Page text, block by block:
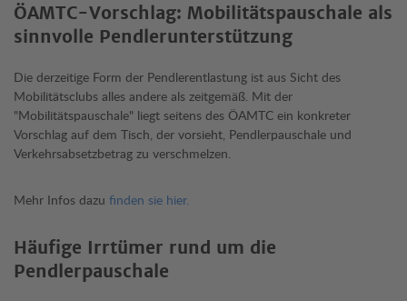
ÖAMTC-Vorschlag: Mobilitätspauschale als
sinnvolle Pendlerunterstützung
Die derzeitige Form der Pendlerentlastung ist aus Sicht des
Mobilitätsclubs alles andere als zeitgemäß. Mit der
"Mobilitätspauschale" liegt seitens des ÖAMTC ein konkreter
Vorschlag auf dem Tisch, der vorsieht, Pendlerpauschale und
Verkehrsabsetzbetrag zu verschmelzen.
Mehr Infos dazu finden sie hier.
Häufige Irrtümer rund um die
Pendlerpauschale